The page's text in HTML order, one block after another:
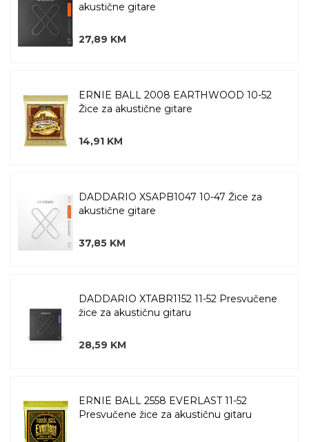
akustične gitare
27,89 KM
ERNIE BALL 2008 EARTHWOOD 10-52
Žice za akustične gitare
14,91 KM
DADDARIO XSAPB1047 10-47 Žice za
akustične gitare
37,85 KM
DADDARIO XTABR1152 11-52 Presvučene
žice za akustičnu gitaru
28,59 KM
ERNIE BALL 2558 EVERLAST 11-52
Presvučene žice za akustičnu gitaru